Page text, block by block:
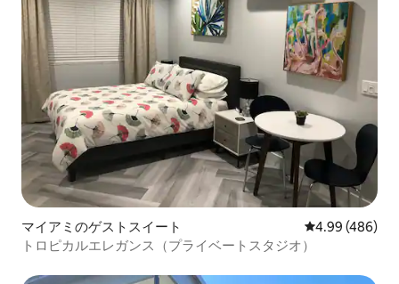
マイアミのゲストスイート レビュー486
4.99 (486)
トロピカルエレガンス（プライベートスタジオ）